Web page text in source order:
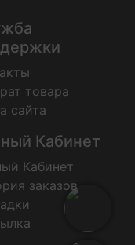
товара
сайта
Кабинет
Кабинет
заказов